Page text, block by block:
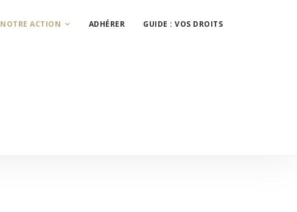
NOTRE ACTION ADHÉRER GUIDE : VOS DROITS